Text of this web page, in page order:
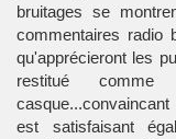
bruitages se
commentaires radio
qu'apprécieront les
restitué
est satisfaisant